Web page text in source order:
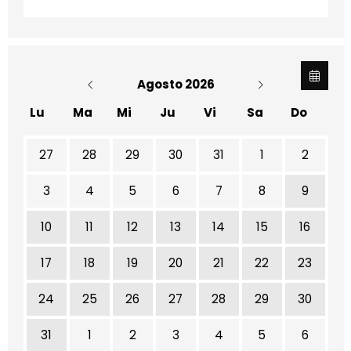
Agosto 2026
Lu
Ma Mi Ju Vi Sa Do
No hay ninguna actividad este mes
27 28 29 30 31 1 2
3 4 5 6 7 8 9
10 11 12 13 14 15 16
17 18 19 20 21 22 23
24 25 26 27 28 29 30
31 1 2 3 4 5 6